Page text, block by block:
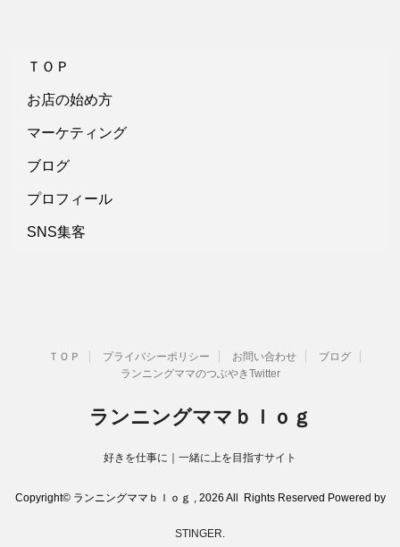
ＴＯＰ
お店の始め方
マーケティング
ブログ
プロフィール
SNS集客
ＴＯＰ プライバシーポリシー お問い合わせ
ブログ
ランニングママのつぶやきTwitter
ランニングママｂｌｏｇ
好きを仕事に｜一緒に上を目指すサイト
Copyright© ランニングママｂｌｏｇ , 2026 All Rights Reserved Powered by
STINGER.